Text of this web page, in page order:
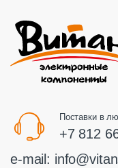
Поставки в
+7 812
e-mail: